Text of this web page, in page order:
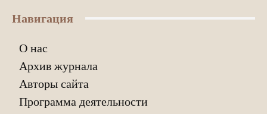
Навигация
О нас
Архив журнала
Авторы сайта
Программа деятельности